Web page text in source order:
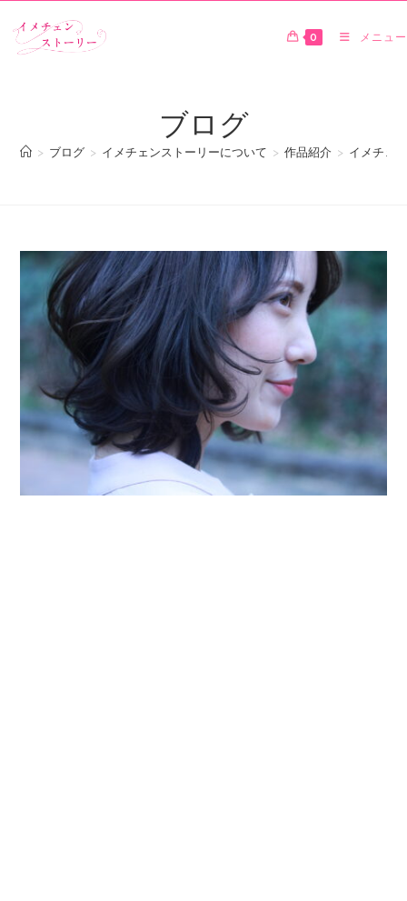
0 メニュー
ブログ
> ブログ > イメチェンストーリーについて > 作品紹介 > イメチェ